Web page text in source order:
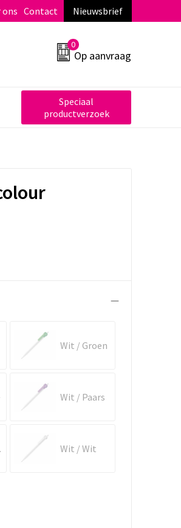
ons Contact Nieuwsbrief
0
Op aanvraag
Speciaal
productverzoek
Wit / Groen
Wit / Paars
Wit / Wit